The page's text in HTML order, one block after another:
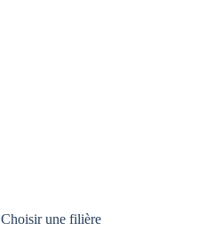
Choisir une filière